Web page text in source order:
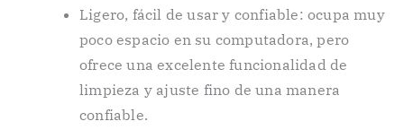
Ligero, fácil de usar y confiable: ocupa muy
poco espacio en su computadora, pero
ofrece una excelente funcionalidad de
limpieza y ajuste fino de una manera
confiable.